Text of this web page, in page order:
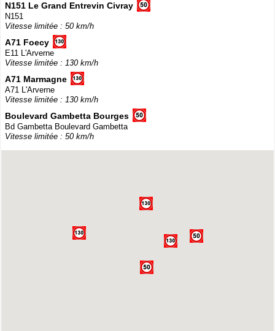
N151 Le Grand Entrevin Civray
N151
Vitesse limitée : 50 km/h
A71 Foecy
E11 L'Arverne
Vitesse limitée : 130 km/h
A71 Marmagne
A71 L'Arverne
Vitesse limitée : 130 km/h
Boulevard Gambetta Bourges
Bd Gambetta Boulevard Gambetta
Vitesse limitée : 50 km/h